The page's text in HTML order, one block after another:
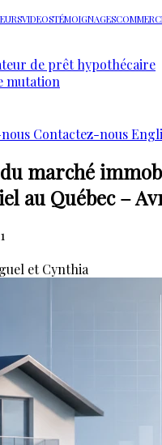
VIDEOSTÉMOIGNAGES
de prêt hypothécaire
mutation
Contactez-nous
marché
au Québec –
et Cynthia